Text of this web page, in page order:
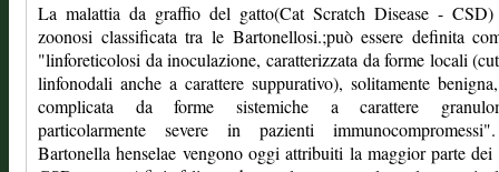
La malattia da graffio del gatto(Cat Scratch Disease -
zoonosi classificata tra le Bartonellosi.;può essere definita
"linforeticolosi da inoculazione, caratterizzata da forme locali
linfonodali anche a carattere suppurativo), solitamente
complicata da forme sistemiche a carattere
particolarmente severe in pazienti
Bartonella henselae vengono oggi attribuiti la maggior parte dei